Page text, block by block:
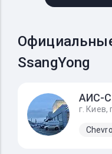
SsangYong
АИС-
г. Киев,